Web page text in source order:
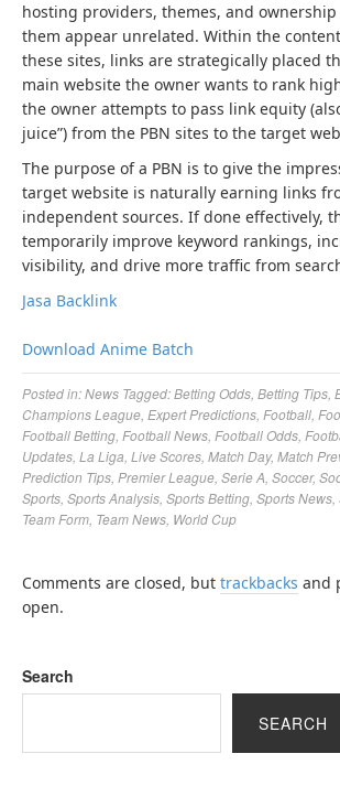
hosting providers, themes, and
them appear unrelated. Within the
these sites, links are strategically placed
main website the owner wants to rank
the owner attempts to pass link equity
juice”) from the PBN sites to the target
The purpose of a PBN is to give the
target website is naturally earning links
independent sources. If done effectively,
temporarily improve keyword rankings,
visibility, and drive more traffic from
Jasa Backlink
Download Anime Batch
Posted in:News Tagged:Betting Odds Betting Tips
Champions League Expert Predictions Football
Football Betting Football News Football Odds
Updates La Liga Live Scores Match Day, Match
Prediction Tips Premier League Serie A Soccer,
Sports Sports Analysis Sports Betting Sports News
Team Form Team News World Cup
Comments are closed, but trackbacks and
open.
Search
SEARCH